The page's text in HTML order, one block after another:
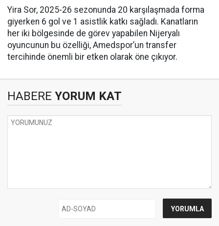
Yira Sor, 2025-26 sezonunda 20 karşılaşmada forma
giyerken 6 gol ve 1 asistlik katkı sağladı. Kanatların
her iki bölgesinde de görev yapabilen Nijeryalı
oyuncunun bu özelliği, Amedspor’un transfer
tercihinde önemli bir etken olarak öne çıkıyor.
HABERE YORUM KAT